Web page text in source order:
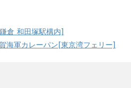
倉 和田塚駅構内]
軍カレーパン[東京湾フェリー]